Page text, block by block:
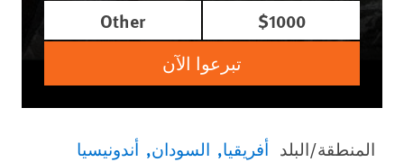
$1000
Other
تبرعوا الآن
المنطقة/البلد أفريقيا السودان أندونيسيا